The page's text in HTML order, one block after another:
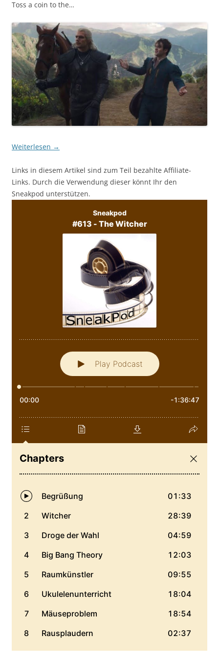
Toss a coin to the…
Weiterlesen →
Links in diesem Artikel sind zum Teil bezahlte Affiliate-
Links. Durch die Verwendung dieser könnt Ihr den
Sneakpod unterstützen.